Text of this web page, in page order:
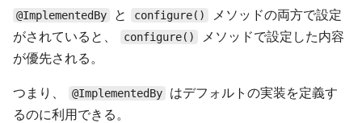
@ImplementedBy と configure()
メソッドの両方で設定
がされていると、
configure()
メソッドで設定した内容
が優先される。
つまり、 @ImplementedBy
はデフォルトの実装を定義す
るのに利用できる。